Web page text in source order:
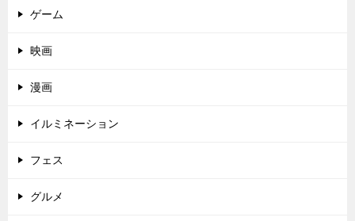
ゲーム
映画
漫画
イルミネーション
フェス
グルメ